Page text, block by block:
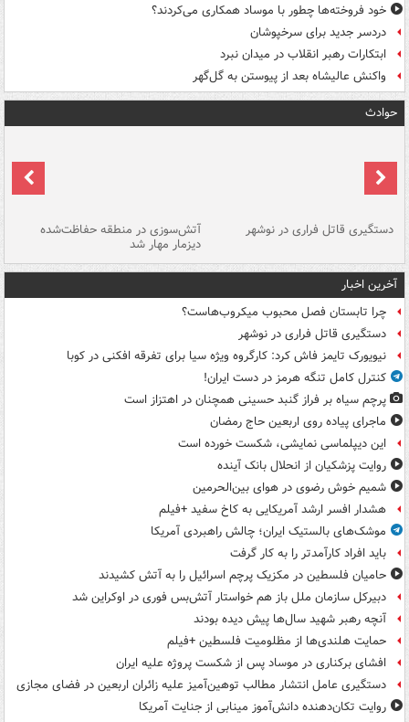
خود فروخته‌ها چطور با موساد همکاری می‌کردند؟
دردسر جدید برای سرخپوشان
ابتکارات رهبر انقلاب در میدان نبرد
واکنش عالیشاه بعد از پیوستن به گل‌گهر
حوادث
دستگیری قاتل فراری در نوشهر آتش‌سوزی در منطقه حفاظت‌شده
دیزمار مهار شد
آخرین اخبار
چرا تابستان فصل محبوب میکروب‌هاست؟
دستگیری قاتل فراری در نوشهر
نیویورک تایمز فاش کرد: کارگروه ویژه سیا برای تفرقه افکنی در کوبا
کنترل کامل تنگه هرمز در دست ایران!
پرچم سیاه بر فراز گنبد حسینی همچنان در اهتزاز است
ماجرای پیاده روی اربعین حاج رمضان
این دیپلماسی نمایشی، شکست خورده است
روایت پزشکیان از انحلال بانک آینده
شمیم خوش رضوی در هوای بین‌الحرمین
هشدار افسر ارشد آمریکایی به کاخ سفید +فیلم
موشک‌های بالستیک ایران؛ چالش راهبردی آمریکا
باید افراد کارآمدتر را به کار گرفت
حامیان فلسطین در مکزیک پرچم اسرائیل را به آتش کشیدند
دبیرکل سازمان ملل باز هم خواستار آتش‌بس فوری در اوکراین شد
آنچه رهبر شهید سال‌ها پیش دیده بودند
حمایت هلندی‌ها از مظلومیت فلسطین +فیلم
افشای برکناری در موساد پس از شکست پروژه علیه ایران
دستگیری عامل انتشار مطالب توهین‌آمیز علیه زائران اربعین در فضای مجازی
روایت تکان‌دهنده دانش‌آموز مینابی از جنایت آمریکا